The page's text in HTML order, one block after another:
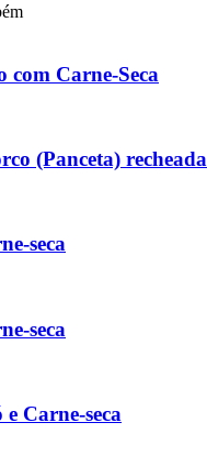
com Carne-Seca
(Panceta) recheada
seca
seca
Carne-seca